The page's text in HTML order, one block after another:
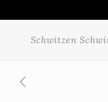
Schwitzen